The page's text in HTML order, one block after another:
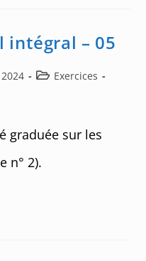
intégral – 05
PostExercices
graduée sur les
n° 2).